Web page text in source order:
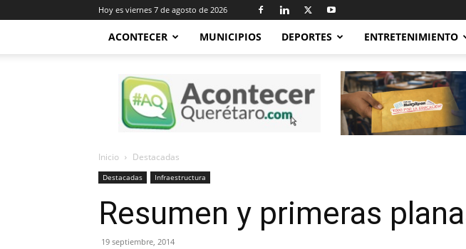
Hoy es viernes 7 de agosto de 2026
ACONTECER MUNICIPIOS DEPORTES ENTRETENIMIENTO
Acontecer
Querétaro
Inicio Destacadas
Destacadas Infraestructura
Resumen y primeras
19 septiembre, 2014